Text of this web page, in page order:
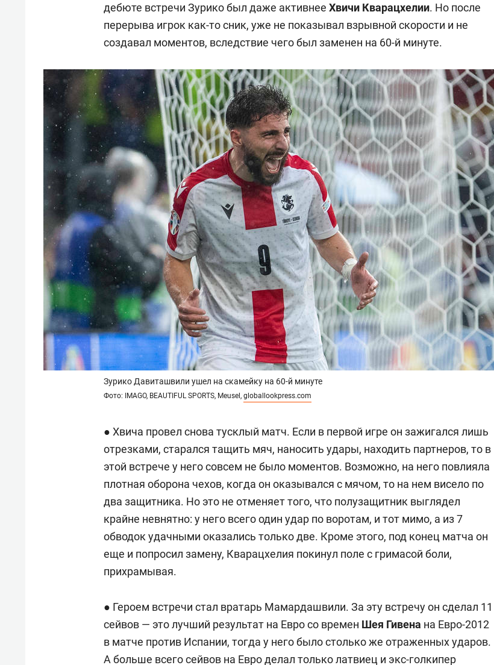
дебюте встречи Зурико был даже активнее Хвичи Кварацхелии. Но после
перерыва игрок как-то сник, уже не показывал взрывной скорости и не
создавал моментов, вследствие чего был заменен на 60-й минуте.
Зурико Давиташвили ушел на скамейку на 60-й минуте
Фото: IMAGO, BEAUTIFUL SPORTS, Meusel, globallookpress.com
● Хвича провел снова тусклый матч. Если в первой игре он зажигался лишь
отрезками, старался тащить мяч, наносить удары, находить партнеров, то в
этой встрече у него совсем не было моментов. Возможно, на него повлияла
плотная оборона чехов, когда он оказывался с мячом, то на нем висело по
два защитника. Но это не отменяет того, что полузащитник выглядел
крайне невнятно: у него всего один удар по воротам, и тот мимо, а из 7
обводок удачными оказались только две. Кроме этого, под конец матча он
еще и попросил замену, Кварацхелия покинул поле с гримасой боли,
прихрамывая.
● Героем встречи стал вратарь Мамардашвили. За эту встречу он сделал 11
сейвов — это лучший результат на Евро со времен Шея Гивена на Евро-2012
в матче против Испании, тогда у него было столько же отраженных ударов.
А больше всего сейвов на Евро делал только латвиец и экс-голкипер